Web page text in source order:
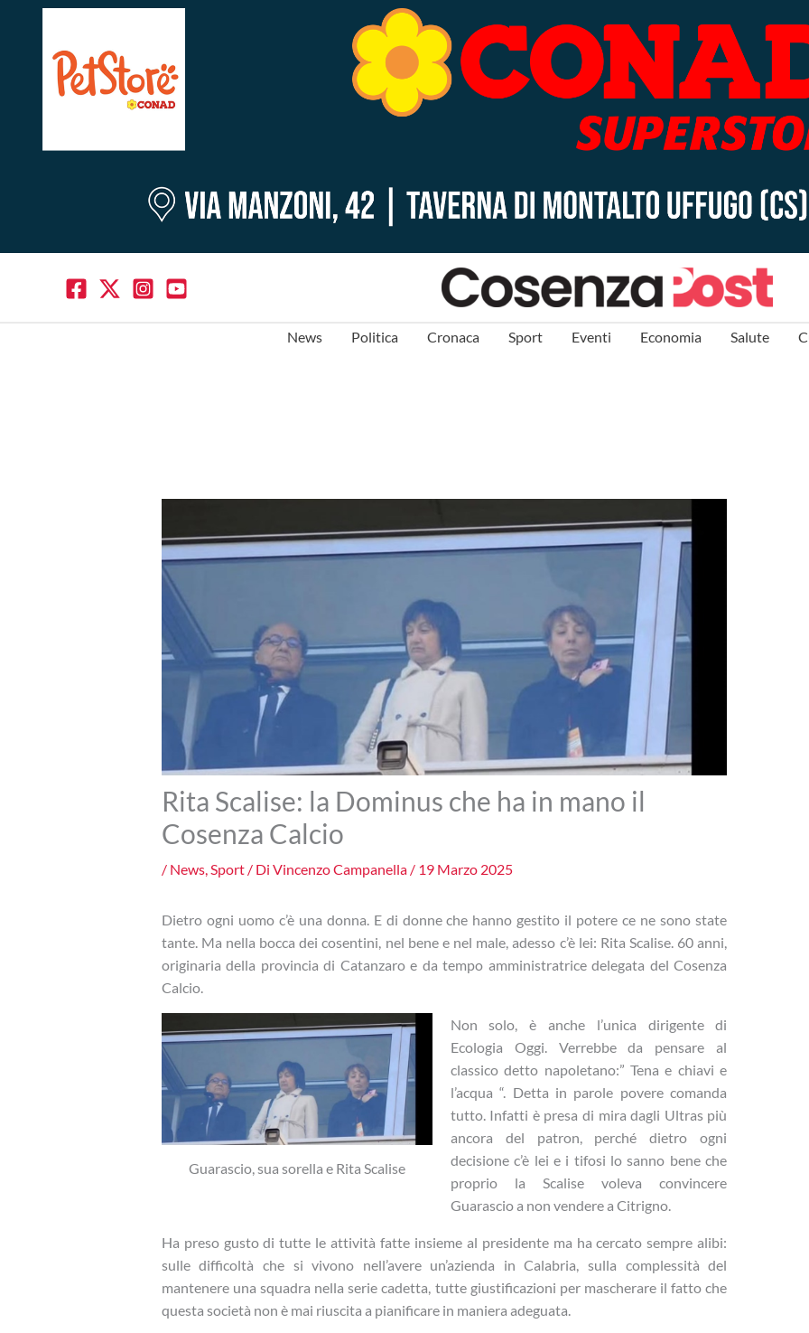
News Politica Cronaca Sport Eventi Economia Salute
Rita Scalise: la Dominus che ha in mano il
Cosenza Calcio
/ News, Sport/ Di Vincenzo Campanella / 19 Marzo 2025
Dietro ogni uomo c’è una donna. E di donne che hanno gestito il potere ce ne sono state
tante. Ma nella bocca dei cosentini, nel bene e nel male, adesso c’è lei: Rita Scalise. 60 anni,
originaria della provincia di Catanzaro e da tempo amministratrice delegata del Cosenza
Calcio.
Guarascio, sua sorella e Rita Scalise
Non solo, è anche l’unica dirigente di
Ecologia Oggi. Verrebbe da pensare al
classico detto napoletano:” Tena e chiavi e
l’acqua “. Detta in parole povere comanda
tutto. Infatti è presa di mira dagli Ultras più
ancora del patron, perché dietro ogni
decisione c’è lei e i tifosi lo sanno bene che
proprio la Scalise voleva convincere
Guarascio a non vendere a Citrigno.
Ha preso gusto di tutte le attività fatte insieme al presidente ma ha cercato sempre alibi:
sulle difficoltà che si vivono nell’avere un’azienda in Calabria, sulla complessità del
mantenere una squadra nella serie cadetta, tutte giustificazioni per mascherare il fatto che
questa società non è mai riuscita a pianificare in maniera adeguata.